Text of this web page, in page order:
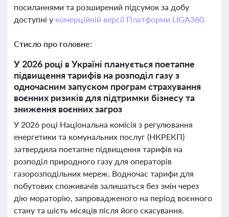
посиланнями та розширений підсумок за добу
доступні у комерційній версії Платформи LIGA360.
Стисло про головне:
У 2026 році в Україні планується поетапне
підвищення тарифів на розподіл газу з
одночасним запуском програм страхування
воєнних ризиків для підтримки бізнесу та
зниження воєнних загроз
У 2026 році Національна комісія з регулювання
енергетики та комунальних послуг (НКРЕКП)
затвердила поетапне підвищення тарифів на
розподіл природного газу для операторів
газорозподільних мереж. Водночас тарифи для
побутових споживачів залишаться без змін через
дію мораторію, запровадженого на період воєнного
стану та шість місяців після його скасування.